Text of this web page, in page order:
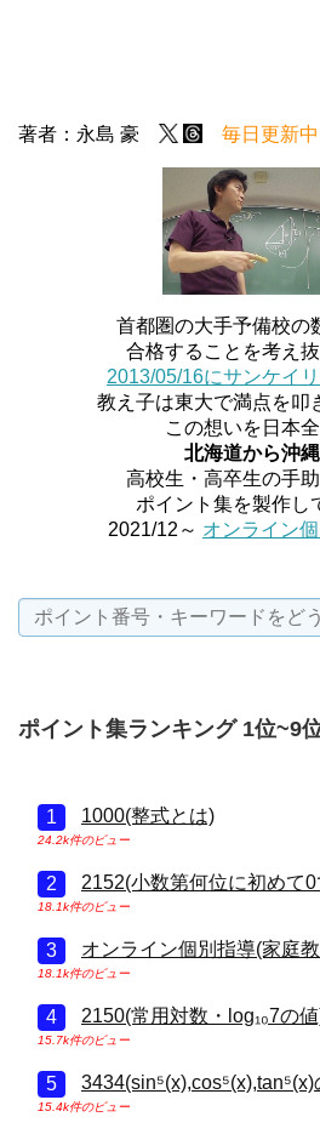
著者：永島 豪 毎日更新中
首都圏の大手予備校の
合格することを考え
2013/05/16にサンケイ
教え子は東大で満点を叩
この想いを日本全
北海道から沖
高校生・高卒生の手
ポイント集を製作し
2021/12～ オンライン
ポイント集ランキング 1位~9
1000(整式とは)
24.2k件のビュー
2152(小数第何位に初めて
18.1k件のビュー
オンライン個別指導(家庭
18.1k件のビュー
2150(常用対数・log₁₀7の
15.7k件のビュー
15.4k件のビュー